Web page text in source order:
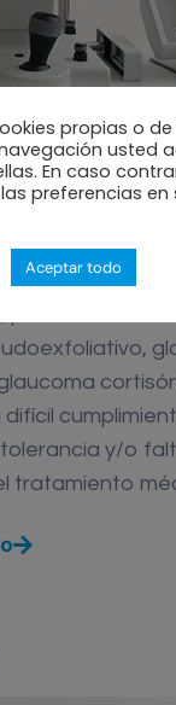
Láser
terapéutica,
pacientes con
ocular o
y/o
tratamiento
propias o
usted
En caso
preferencias en
Aceptar todo